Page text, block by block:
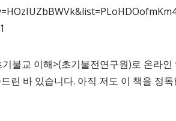
불교 이해>(초기불전연구원)로 온라
린 바 있습니다. 아직 저도 이 책을 정